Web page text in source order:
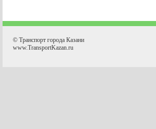
© Транспорт города Казани
www.TransportKazan.ru